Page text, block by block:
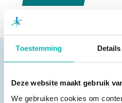
Toestemming Details
Deze website maakt gebruik
We gebruiken cookies om
Pagina delen